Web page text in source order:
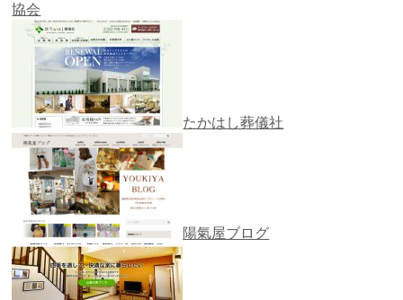
協会
たかはし葬儀社
陽氣屋ブログ